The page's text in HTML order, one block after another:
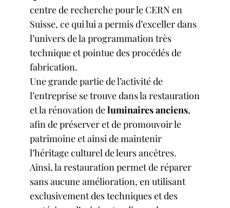
centre de recherche pour le CERN en
Suisse, ce qui lui a permis d’exceller dans
l’univers de la programmation très
technique et pointue des procédés de
fabrication.
Une grande partie de l’activité de
l’entreprise se trouve dans la restauration
et la rénovation deluminaires anciens,
afin de préserver et de promouvoir le
patrimoine et ainsi de maintenir
l’héritage culturel de leurs ancêtres.
Ainsi, la restauration permet de réparer
sans aucune amélioration, en utilisant
exclusivement des techniques et des